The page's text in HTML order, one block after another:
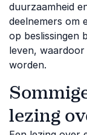
duurzaamheid
deelnemers om
op beslissingen
leven,
worden.
lezing